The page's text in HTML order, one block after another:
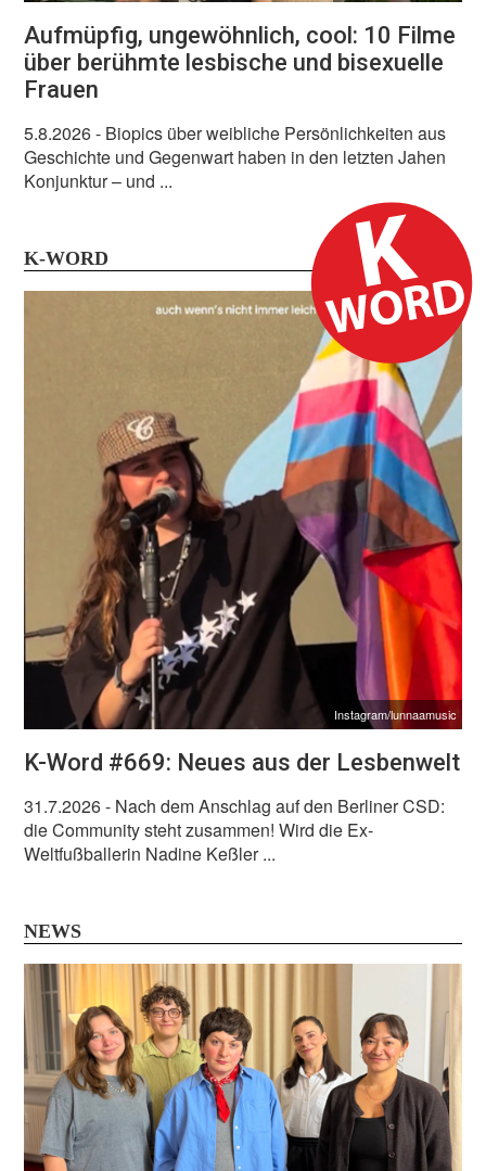
Aufmüpfig, ungewöhnlich, cool: 10 Filme
über berühmte lesbische und bisexuelle
Frauen
5.8.2026- Biopics über weibliche Persönlichkeiten aus
Geschichte und Gegenwart haben in den letzten Jahen
Konjunktur – und ...
K-WORD
Instagram/lunnaamusic
K-Word #669: Neues aus der Lesbenwelt
31.7.2026- Nach dem Anschlag auf den Berliner CSD:
die Community steht zusammen! Wird die Ex-
Weltfußballerin Nadine Keßler ...
NEWS